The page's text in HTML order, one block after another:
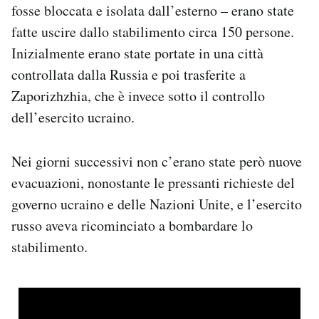
fosse bloccata e isolata dall’esterno – erano state
fatte uscire dallo stabilimento circa 150 persone.
Inizialmente erano state portate in una città
controllata dalla Russia e poi trasferite a
Zaporizhzhia, che è invece sotto il controllo
dell’esercito ucraino.
Nei giorni successivi non c’erano state però nuove
evacuazioni, nonostante le pressanti richieste del
governo ucraino e delle Nazioni Unite, e l’esercito
russo aveva ricominciato a bombardare lo
stabilimento.